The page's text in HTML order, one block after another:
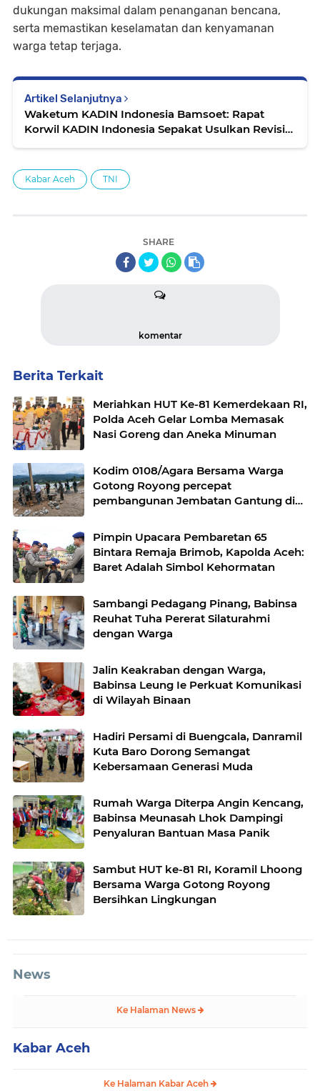
dukungan maksimal dalam penanganan bencana,
serta memastikan keselamatan dan kenyamanan
warga tetap terjaga.
Artikel Selanjutnya
Waketum KADIN Indonesia Bamsoet: Rapat
Korwil KADIN Indonesia Sepakat Usulkan Revisi
Kabar Aceh TNI
SHARE
komentar
Berita Terkait
Meriahkan HUT Ke-81 Kemerdekaan RI,
Polda Aceh Gelar Lomba Memasak
Nasi Goreng dan Aneka Minuman
Kodim 0108/Agara Bersama Warga
Gotong Royong percepat
pembangunan Jembatan Gantung di
Pimpin Upacara Pembaretan 65
Bintara Remaja Brimob, Kapolda Aceh:
Baret Adalah Simbol Kehormatan
Sambangi Pedagang Pinang, Babinsa
Reuhat Tuha Pererat Silaturahmi
dengan Warga
Jalin Keakraban dengan Warga,
Babinsa Leung Ie Perkuat Komunikasi
di Wilayah Binaan
Hadiri Persami di Buengcala, Danramil
Kuta Baro Dorong Semangat
Kebersamaan Generasi Muda
Rumah Warga Diterpa Angin Kencang,
Babinsa Meunasah Lhok Dampingi
Penyaluran Bantuan Masa Panik
Sambut HUT ke-81 RI, Koramil Lhoong
Bersama Warga Gotong Royong
Bersihkan Lingkungan
News
Ke Halaman News
Kabar Aceh
Ke Halaman Kabar Aceh